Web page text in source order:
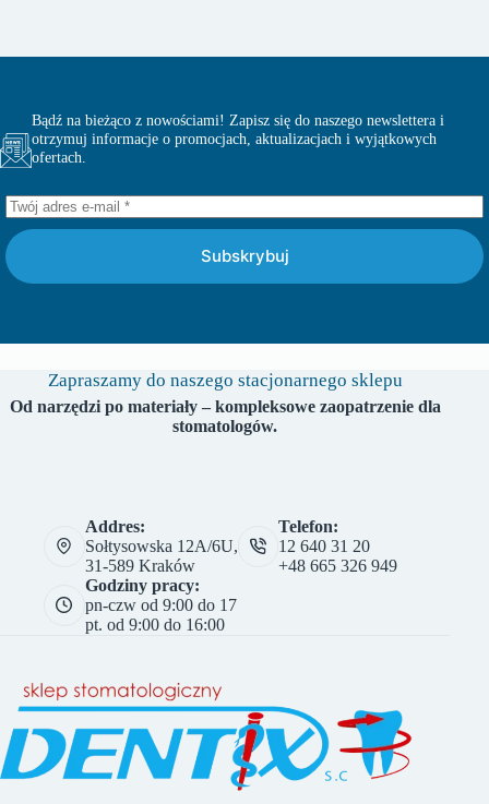
Bądź na bieżąco z nowościami! Zapisz się do naszego newslettera i
otrzymuj informacje o promocjach, aktualizacjach i wyjątkowych
ofertach.
Subskrybuj
Zapraszamy do naszego stacjonarnego sklepu
Od narzędzi po materiały – kompleksowe zaopatrzenie dla
stomatologów.
Addres:
Sołtysowska 12A/6U,
31-589 Kraków
Telefon:
12 640 31 20
+48 665 326 949
Godziny pracy:
pn-czw od 9:00 do 17
pt. od 9:00 do 16:00